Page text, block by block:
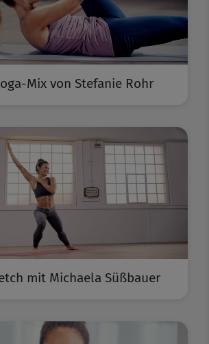
Mix von Stefanie Rohr
mit Michaela Süßbauer